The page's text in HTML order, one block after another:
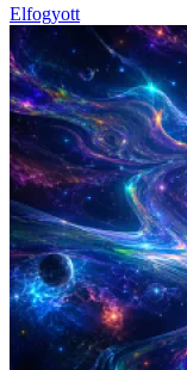
Elfogyott